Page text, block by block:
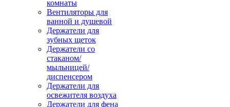
комнаты
Вентиляторы для
ванной и душевой
Держатели для
зубных щеток
Держатели со
стаканом/
мыльницей/
диспенсером
Держатели для
освежителя воздуха
Держатели для фена